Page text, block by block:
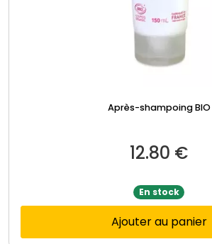
Après-shampoing BIO
12.80 €
En stock
Ajouter au panier